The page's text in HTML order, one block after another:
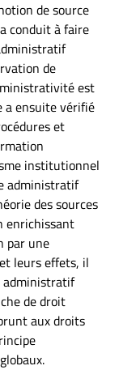
de source
conduit à faire
de
est
a ensuite vérifié
et
institutionnel
administratif
des sources
enrichissant
par une
leurs effets, il
administratif
de droit
aux droits